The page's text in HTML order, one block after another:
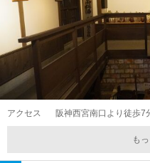
アクセス 阪神西宮南口より徒歩7
も